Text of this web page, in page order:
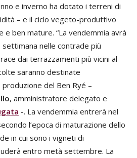
e inverno ha dotato i terreni di
– e il ciclo vegeto-produttivo
e ben mature. “La vendemmia avrà
nelle contrade più
dai terrazzamenti più vicini al
saranno destinate
del Ben Ryé –
, amministratore delegato e
-. La vendemmia entrerà nel
l’epoca di maturazione dello
in cui sono i vigneti di
entro metà settembre. La